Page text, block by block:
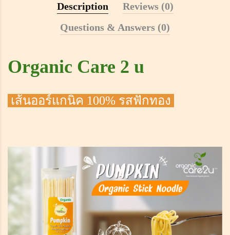
Description
Reviews (0)
Questions & Answers (0)
Organic Care 2 u
เส้นออร์แกนิค 100% รสฟักทอง